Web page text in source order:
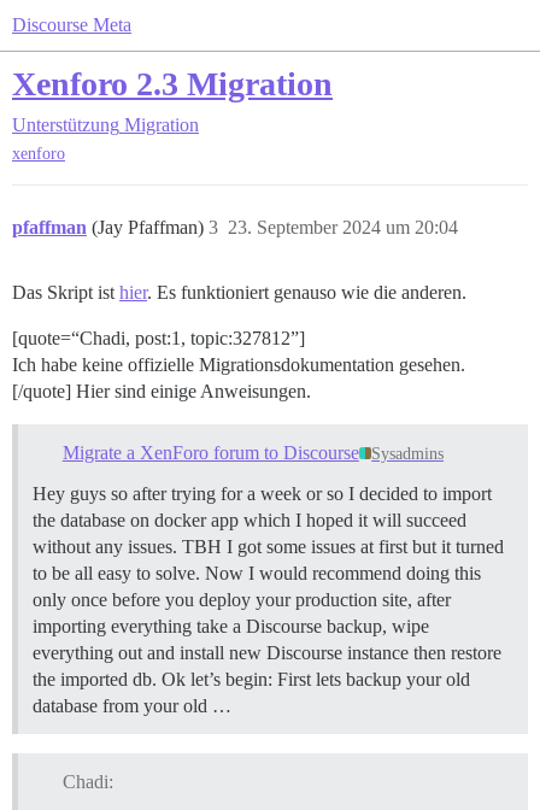
Discourse Meta
Xenforo 2.3 Migration
Unterstützung Migration
xenforo
pfaffman (Jay Pfaffman) 23. September 2024 um 20:04
3
Das Skript ist hier. Es funktioniert genauso wie die anderen.
[quote=“Chadi, post:1, topic:327812”]
Ich habe keine offizielle Migrationsdokumentation gesehen.
[/quote] Hier sind einige Anweisungen.
Migrate a XenForo forum to Discourse Sysadmins
Hey guys so after trying for a week or so I decided to import
the database on docker app which I hoped it will succeed
without any issues. TBH I got some issues at first but it turned
to be all easy to solve. Now I would recommend doing this
only once before you deploy your production site, after
importing everything take a Discourse backup, wipe
everything out and install new Discourse instance then restore
the imported db. Ok let’s begin: First lets backup your old
database from your old …
Chadi: